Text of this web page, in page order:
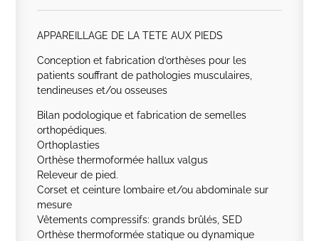
APPAREILLAGE DE LA TETE AUX PIEDS
Conception et fabrication d’orthèses pour les
patients souffrant de pathologies musculaires,
tendineuses et/ou osseuses
Bilan podologique et fabrication de semelles
orthopédiques.
Orthoplasties
Orthèse thermoformée hallux valgus
Releveur de pied.
Corset et ceinture lombaire et/ou abdominale sur
mesure
Vêtements compressifs: grands brûlés, SED
Orthèse thermoformée statique ou dynamique